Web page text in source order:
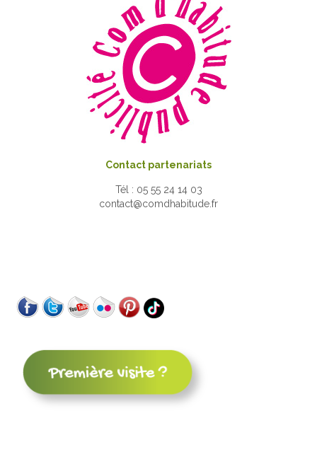
Contact partenariats
Tél : 05 55 24 14 03
contact@comdhabitude.fr